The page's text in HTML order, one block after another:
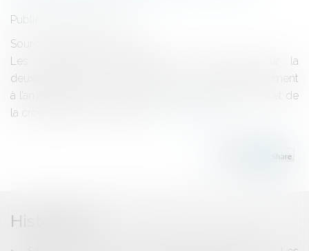
Publié le :
Source :
Les défaillances d’entreprises ont reculé pour la
deuxième année consécutive en 2017, grâce notamment
à l’amélioration de la conjoncture de la construction et de
la croissance de l'économie....
Historique